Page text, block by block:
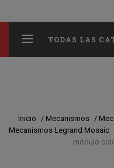
TODAS LAS
Inicio / Mecanismos /
Mecanismos Legrand Mosaic
módulo